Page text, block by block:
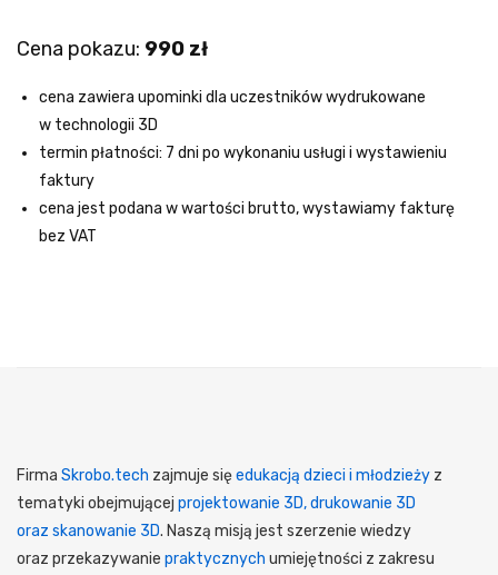
Cena pokazu: 990 zł
cena zawiera upominki dla uczestników wydrukowane
w technologii 3D
termin płatności: 7 dni po wykonaniu usługi i wystawieniu
faktury
cena jest podana w wartości brutto, wystawiamy fakturę
bez VAT
Firma Skrobo.tech zajmuje sięedukacją dzieci i młodzieży z
tematyki obejmującej projektowanie 3D, drukowanie 3D
oraz skanowanie 3D. Naszą misją jest szerzenie wiedzy
oraz przekazywanie praktycznych umiejętności z zakresu